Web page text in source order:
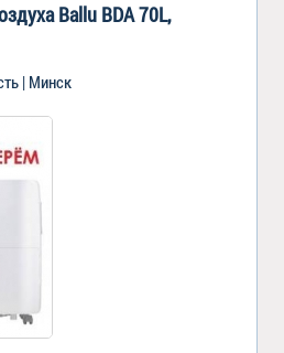
Ballu BDA 70L,
| Минск